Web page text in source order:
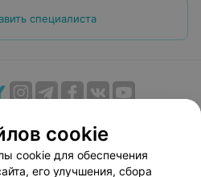
специалиста
Публичный договор
Способы оплаты
cookie
cookie для обеспечения
его улучшения, сбора